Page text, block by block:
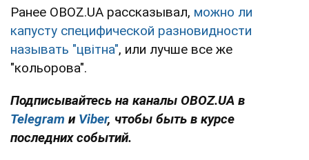
Ранее OBOZ.UA рассказывал, можно ли
капусту специфической разновидности
называть "цвітна", или лучше все же
"кольорова".
Подписывайтесь на каналы OBOZ.UA в
Telegram и Viber, чтобы быть в курсе
последних событий.